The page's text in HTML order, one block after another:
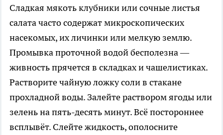
Сладкая мякоть клубники или сочные листья
салата часто содержат микроскопических
насекомых, их личинки или мелкую землю.
Промывка проточной водой бесполезна —
живность прячется в складках и чашелистиках.
Растворите чайную ложку соли в стакане
прохладной воды. Залейте раствором ягоды или
зелень на пять-десять минут. Всё постороннее
всплывёт. Слейте жидкость, ополосните